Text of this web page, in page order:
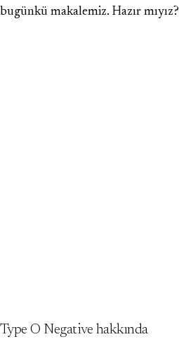
bugünkü makalemiz. Hazır mıyız?
Type O Negative hakkında